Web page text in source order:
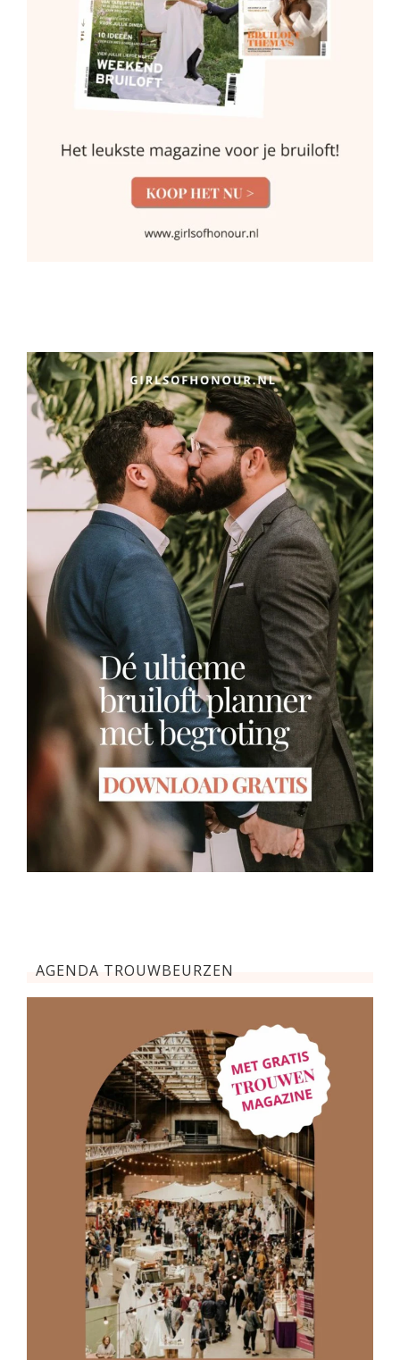
AGENDA TROUWBEURZEN